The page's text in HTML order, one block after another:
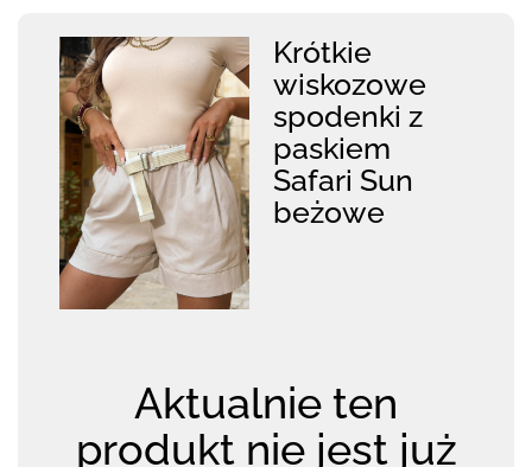
Krótkie
wiskozowe
spodenki z
paskiem
Safari Sun
beżowe
Aktualnie ten
produkt nie jest już